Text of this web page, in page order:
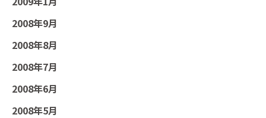
2008年9月
2008年8月
2008年7月
2008年6月
2008年5月